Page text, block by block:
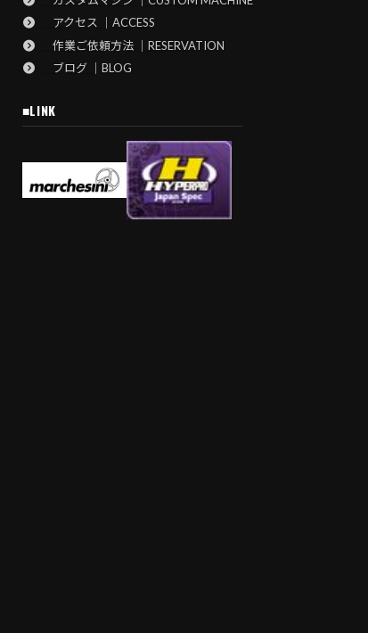
アクセス ｜ACCESS
作業ご依頼方法 ｜RESERVATION
ブログ ｜BLOG
■LINK